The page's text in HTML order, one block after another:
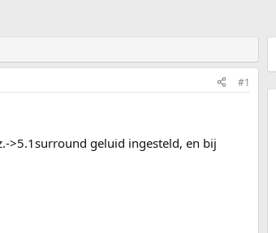
#1
>5.1surround geluid ingesteld, en bij